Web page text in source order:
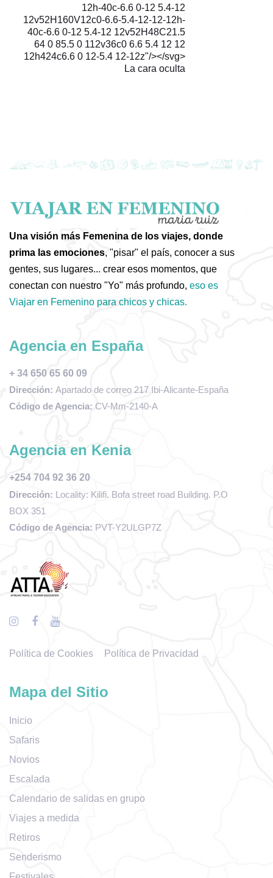
12h-40c-6.6 0-12 5.4-12
12v52H160V12c0-6.6-5.4-12-12-12h-
40c-6.6 0-12 5.4-12 12v52H48C21.5
64 0 85.5 0 112v36c0 6.6 5.4 12 12
12h424c6.6 0 12-5.4 12-12z"/></svg>
La cara oculta
Una visión más Femenina de los viajes, donde
prima las emociones, "pisar" el país, conocer a sus
gentes, sus lugares... crear esos momentos, que
conectan con nuestro "Yo" más profundo, eso es
Viajar en Femenino para chicos y chicas.
Agencia en España
+ 34 650 65 60 09
Dirección: Apartado de correo 217 Ibi-Alicante-España
Código de Agencia: CV-Mm-2140-A
Agencia en Kenia
+254 704 92 36 20
Dirección: Locality: Kilifi. Bofa street road Building. P.O
BOX 351
Código de Agencia: PVT-Y2ULGP7Z
Política de Cookies Política de Privacidad
Mapa del Sitio
Inicio
Safaris
Novios
Escalada
Calendario de salidas en grupo
Viajes a medida
Retiros
Senderismo